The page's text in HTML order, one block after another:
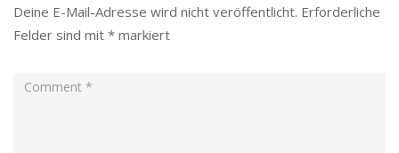
Deine E-Mail-Adresse wird nicht veröffentlicht. Erforderliche
Felder sind mit * markiert